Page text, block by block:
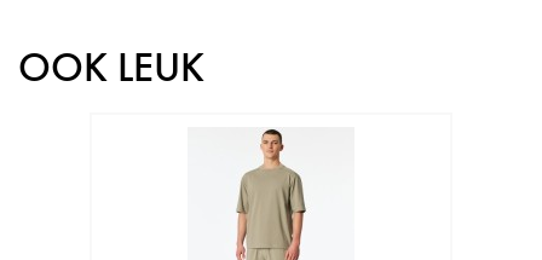
OOK LEUK